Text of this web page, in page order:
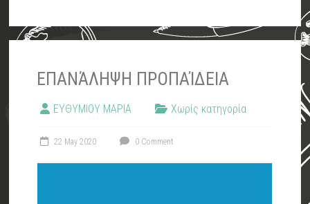
ΕΠΑΝΆΛΗΨΗ ΠΡΟΠΑΊΔΕΙΑ
ΕΥΘΥΜΙΟΥ ΜΑΡΙΑ Χωρίς κατηγορία
22 May 2020 0 Comment